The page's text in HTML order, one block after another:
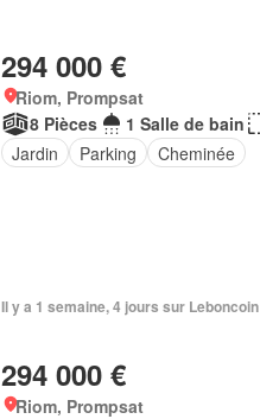
294 000 €
Riom, Prompsat
8 Pièces
1 Salle de bain
Jardin
Parking Cheminée
Il y a 1 semaine, 4 jours sur Leboncoin
294 000 €
Riom, Prompsat